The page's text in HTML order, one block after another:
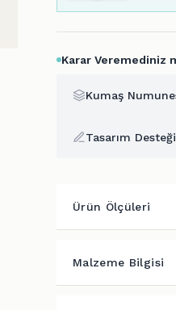
Karar Veremediniz
Kumaş
Tasarım
Ürün Ölçüleri
Malzeme Bilgisi